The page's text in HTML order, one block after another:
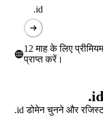
.id
12 माह के लिए
प्राप्त करें।
.id डोमेन चुनने और